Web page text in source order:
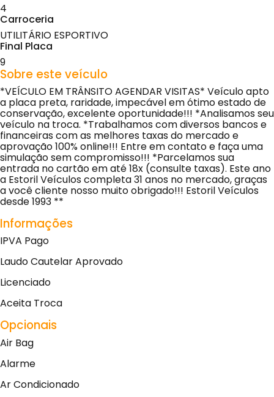
4
Carroceria
UTILITÁRIO ESPORTIVO
Final Placa
9
Sobre este veículo
*VEÍCULO EM TRÂNSITO AGENDAR VISITAS* Veículo apto
a placa preta, raridade, impecável em ótimo estado de
conservação, excelente oportunidade!!! *Analisamos seu
veículo na troca. *Trabalhamos com diversos bancos e
financeiras com as melhores taxas do mercado e
aprovação 100% online!!! Entre em contato e faça uma
simulação sem compromisso!!! *Parcelamos sua
entrada no cartão em até 18x (consulte taxas). Este ano
a Estoril Veículos completa 31 anos no mercado, graças
a você cliente nosso muito obrigado!!! Estoril Veículos
desde 1993 **
Informações
IPVA Pago
Laudo Cautelar Aprovado
Licenciado
Aceita Troca
Opcionais
Air Bag
Alarme
Ar Condicionado